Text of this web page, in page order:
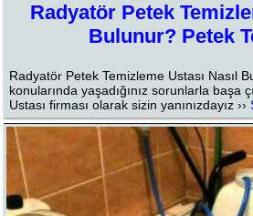
Radyatör Petek
Bulunur? Petek
Radyatör Petek Temizleme Ustası Nasıl
konularında yaşadığınız sorunlarla başa
Ustası firması olarak sizin yanınızdayız ››